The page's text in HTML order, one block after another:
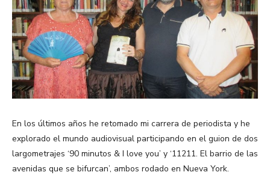
En los últimos años he retomado mi carrera de periodista y he
explorado el mundo audiovisual participando en el guion de dos
largometrajes ‘90 minutos & I love you’ y ‘11211. El barrio de las
avenidas que se bifurcan’, ambos rodado en Nueva York.